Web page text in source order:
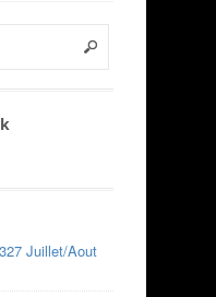
Juillet/Aout